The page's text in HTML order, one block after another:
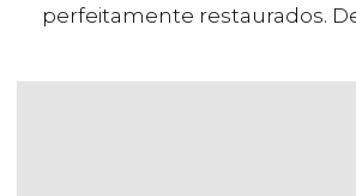
perfeitamente restaurados.